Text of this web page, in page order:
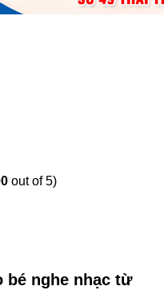
out of 5)
bé nghe nhạc từ